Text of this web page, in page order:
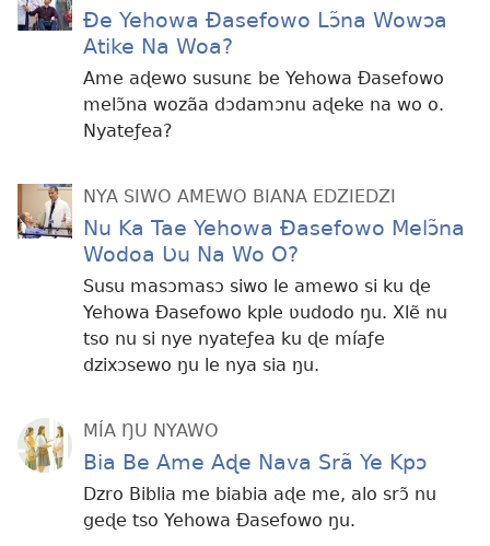
Ðe Yehowa Ðasefowo Lɔ̃na Wowɔa
Atike Na Woa?
Ame aɖewo susunɛ be Yehowa Ðasefowo
melɔ̃na wozãa dɔdamɔnu aɖeke na wo o.
Nyateƒea?
NYA SIWO AMEWO BIANA EDZIEDZI
Nu Ka Tae Yehowa Ðasefowo Melɔ̃na
Wodoa Ʋu Na Wo O?
Susu masɔmasɔ siwo le amewo si ku ɖe
Yehowa Ðasefowo kple ʋudodo ŋu. Xlẽ nu
tso nu si nye nyateƒea ku ɖe míaƒe
dzixɔsewo ŋu le nya sia ŋu.
MÍA ŊU NYAWO
Bia Be Ame Aɖe Nava Srã Ye Kpɔ
Dzro Biblia me biabia aɖe me, alo srɔ̃ nu
geɖe tso Yehowa Ðasefowo ŋu.